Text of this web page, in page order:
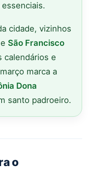
cidade, vizinhos
e São Francisco
calendários e
marca a
Dona
santo padroeiro.
o